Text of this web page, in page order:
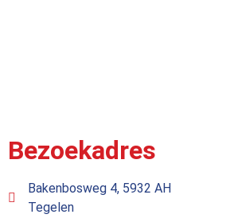
Bezoekadres
Bakenbosweg 4, 5932 AH
Tegelen